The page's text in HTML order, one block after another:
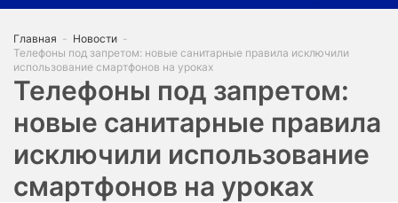
Главная - Новости -
Телефоны под запретом: новые санитарные правила исключили
использование смартфонов на уроках
Телефоны под запретом:
новые санитарные правила
исключили использование
смартфонов на уроках